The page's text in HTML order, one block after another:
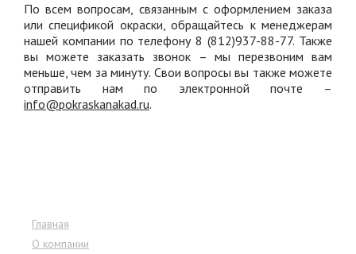
По всем вопросам, связанным с оформлением заказа
или спецификой окраски, обращайтесь к менеджерам
нашей компании по телефону 8 (812)937-88-77. Также
вы можете заказать звонок – мы перезвоним вам
меньше, чем за минуту. Свои вопросы вы также можете
отправить нам по электронной почте –
info@pokraskanakad.ru.
Главная
О компании